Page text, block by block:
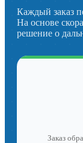
Каждый заказ
На основе
решение о
Заказ